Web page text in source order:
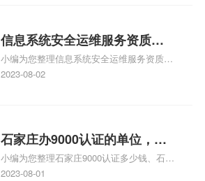
信息系统安全运维服务资质二
级费用，信息系统安全运维服
务资质二级
小编为您整理信息系统安全运维服务资质认
证证书机构有哪些、安全运维服务资质的费
体系认证知识，详情可查看下方正文！
2023-08-02
石家庄办9000认证的单位，石
家庄9000认证的公司
小编为您整理石家庄9000认证多少钱、石家
庄9000认证价格多少钱、石家庄9000认证
2023-08-01